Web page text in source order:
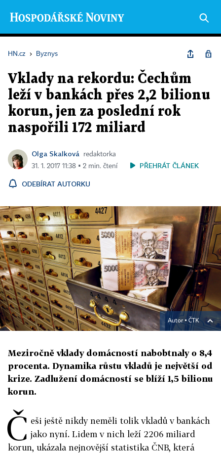
HN.cz › Byznys
Vklady na rekordu: Čechům
leží v bankách přes 2,2 bilionu
korun, jen za poslední rok
naspořili 172 miliard
Olga Skalková
redaktorka
31. 1. 2017 11:38 ▪ 2 min. čtení
PŘEHRÁT ČLÁNEK
ODEBÍRAT AUTORKU
Autor ▪ČTK
Meziročně vklady domácností nabobtnaly o 8,4
procenta. Dynamika růstu vkladů je největší od
krize. Zadlužení domácností se blíží 1,5 bilionu
korun.
Č eši ještě nikdy neměli tolik vkladů v bankách
jako nyní. Lidem v nich leží 2206 miliard
korun, ukázala nejnovější statistika ČNB, která